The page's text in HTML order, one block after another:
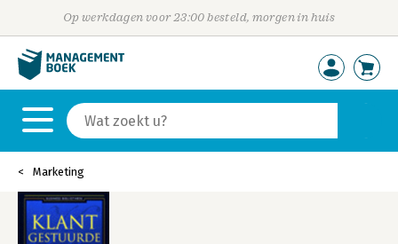
Op werkdagen voor 23:00 besteld, morgen in huis
Marketing